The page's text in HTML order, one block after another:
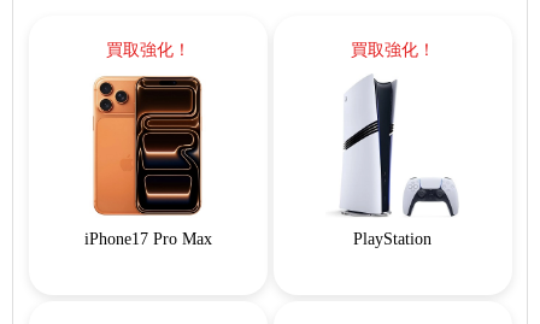
買取強化！
iPhone17 Pro Max
買取強化！
PlayStation